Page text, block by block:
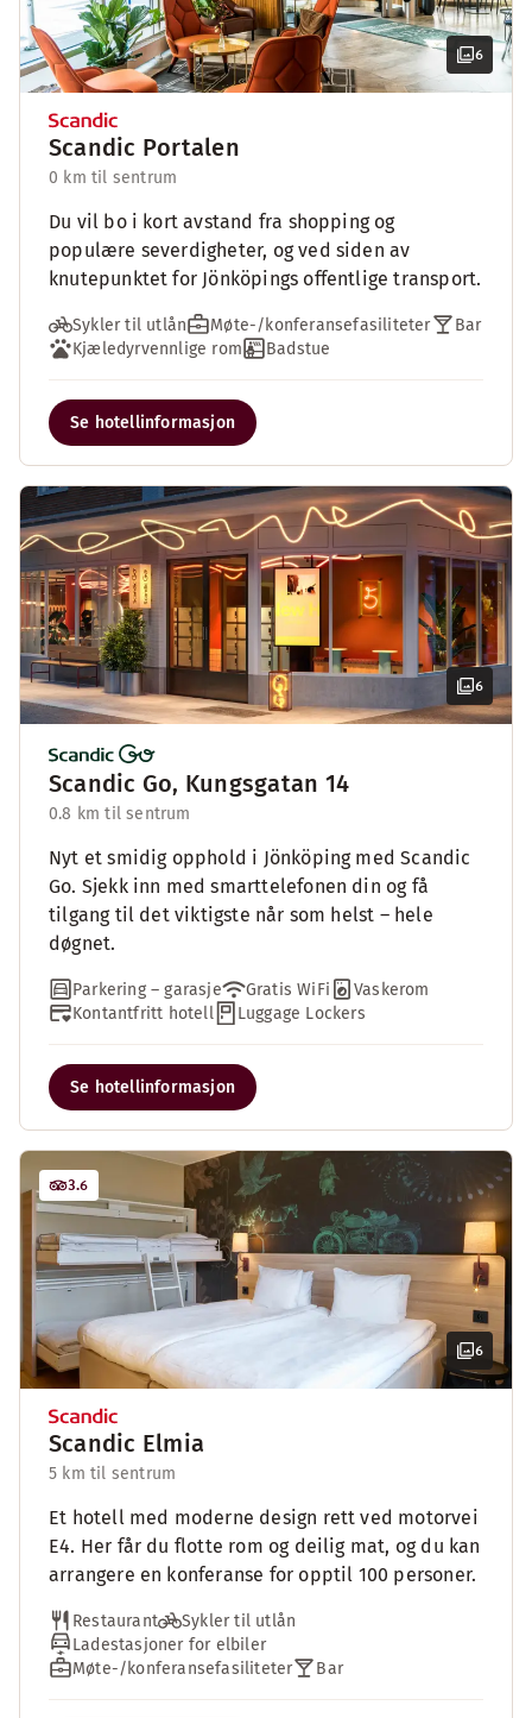
6
Scandic Portalen
0 km til sentrum
Du vil bo i kort avstand fra shopping og
populære severdigheter, og ved siden av
knutepunktet for Jönköpings offentlige transport.
Sykler til utlån Møte-/konferansefasiliteter
Bar
Kjæledyrvennlige rom
Badstue
Se hotellinformasjon
6
Scandic Go, Kungsgatan 14
0.8 km til sentrum
Nyt et smidig opphold i Jönköping med Scandic
Go. Sjekk inn med smarttelefonen din og få
tilgang til det viktigste når som helst – hele
døgnet.
Parkering – garasje Gratis WiFi
Vaskerom
Kontantfritt hotell
Luggage Lockers
Se hotellinformasjon
6
3.6
Scandic Elmia
5 km til sentrum
Et hotell med moderne design rett ved motorvei
E4. Her får du flotte rom og deilig mat, og du kan
arrangere en konferanse for opptil 100 personer.
Restaurant
Sykler til utlån
Ladestasjoner for elbiler
Møte-/konferansefasiliteter
Bar